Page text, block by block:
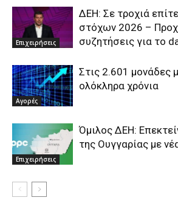
Επιχειρήσεις
ΔΕΗ: Σε τροχιά
στόχων 2026 –
συζητήσεις για το
Αγορές
Στις 2.601 μονάδες
ολόκληρα χρόνια
Επιχειρήσεις
Όμιλος ΔΕΗ:
της Ουγγαρίας με